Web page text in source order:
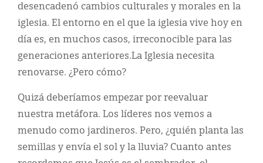
desencadenó cambios culturales y morales en la
iglesia. El entorno en el que la iglesia vive hoy en
día es, en muchos casos, irreconocible para las
generaciones anteriores.La Iglesia necesita
renovarse. ¿Pero cómo?
Quizá deberíamos empezar por reevaluar
nuestra metáfora. Los líderes nos vemos a
menudo como jardineros. Pero, ¿quién planta las
semillas y envía el sol y la lluvia? Cuanto antes